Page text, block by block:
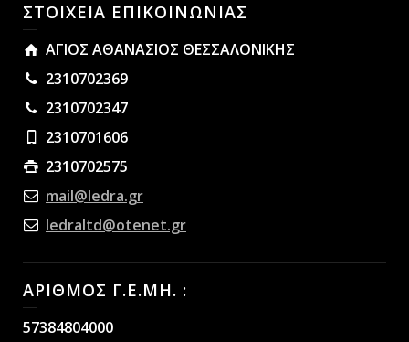
ΣΤΟΙΧΕΙΑ ΕΠΙΚΟΙΝΩΝΙΑΣ
ΑΓΙΟΣ ΑΘΑΝΑΣΙΟΣ ΘΕΣΣΑΛΟΝΙΚΗΣ
2310702369
2310702347
2310701606
2310702575
mail@ledra.gr
ledraltd@otenet.gr
ΑΡΙΘΜΟΣ Γ.Ε.ΜΗ. :
57384804000